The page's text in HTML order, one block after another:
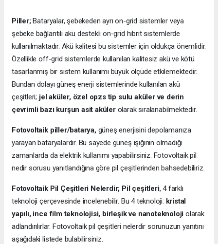
Piller;Bataryalar, şebekeden ayrı on-grid sistemler veya
şebeke bağlantılı akü destekli on-grid hibrit sistemlerde
kullanılmaktadır. Akü kalitesi bu sistemler için oldukça önemlidir.
Özellikle off-grid sistemlerde kullanılan kalitesiz akü ve kötü
tasarlanmış bir sistem kullanımı büyük ölçüde etkilemektedir.
Bundan dolayı güneş enerji sistemlerinde kullanılan akü
çeşitleri; jel aküler, özel opzs tip sulu aküler ve derin
çevrimli bazı kurşun asit akülerolarak sıralanabilmektedir.
Fotovoltaik piller/batarya,güneş enerjisini depolamanıza
yarayan bataryalardır. Bu sayede güneş ışığının olmadığı
zamanlarda da elektrik kullanımı yapabilirsiniz. Fotovoltaik pil
nedir sorusu yanıtlandığına göre pil çeşitlerinden bahsedebiliriz.
Fotovoltaik Pil Çeşitleri Nelerdir; Pil çeşitleri, 4 farklı
teknoloji çerçevesinde incelenebilir. Bu 4 teknoloji: kristal
yapılı, ince film teknolojisi, birleşik ve nanoteknoloji olarak
adlandırılırlar. Fotovoltaik pil çeşitleri nelerdir sorunuzun yanıtını
aşağıdaki listede bulabilirsiniz.